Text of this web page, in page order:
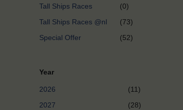
Tall Ships Races
(0)
Tall Ships Races @nl
(73)
Special Offer
(52)
Year
2026
(11)
2027
(28)